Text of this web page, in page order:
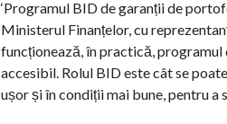
‘Programul BID de garanții de
Ministerul Finanțelor, cu
funcționează, în practică,
accesibil. Rolul BID este cât se
ușor și în condiții mai bune, pentru a